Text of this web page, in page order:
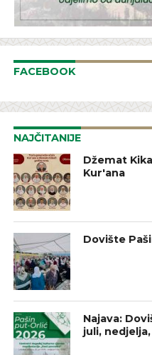
FACEBOOK
NAJČITANIJE
Džemat
Kur'ana
Dovište
Najava:
juli, nedjelja,